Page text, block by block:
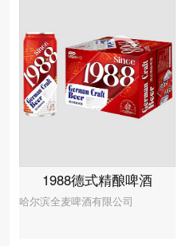
1988德式精酿啤酒
哈尔滨全麦啤酒有限公司